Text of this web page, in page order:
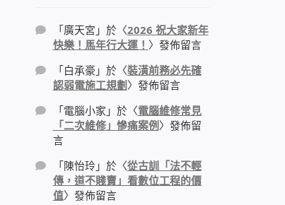
「廣天宮 」於〈2026 祝大家新年
快樂！馬年行大運！ 〉發佈留言
「白承豪 」於〈裝潢前務必先確
認弱電施工規劃〉發佈留言
「電腦小家 」於〈電腦維修常見
「二次維修」慘痛案例〉發佈留
言
「陳怡玲」於〈從古訓「法不輕
傳，道不賤賣」看數位工程的價
值〉發佈留言